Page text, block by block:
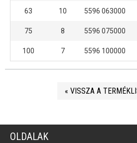
63 10 5596 063000
75 8 5596 075000
100 7 5596 100000
« VISSZA A
OLDALAK